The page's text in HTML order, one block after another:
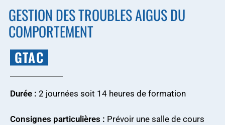
GESTION DES TROUBLES AIGUS DU
COMPORTEMENT
GTAC
Durée : 2 journées soit 14 heures de formation
Consignes particulières : Prévoir une salle de cours